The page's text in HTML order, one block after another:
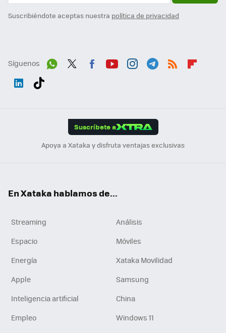
Suscribiéndote aceptas nuestra política de privacidad
Síguenos
Suscríbete a
Apoya a Xataka y disfruta ventajas exclusivas
En Xataka hablamos de...
Streaming
Análisis
Espacio
Móviles
Energía
Xataka Movilidad
Apple
Samsung
Inteligencia artificial
China
Empleo
Windows 11